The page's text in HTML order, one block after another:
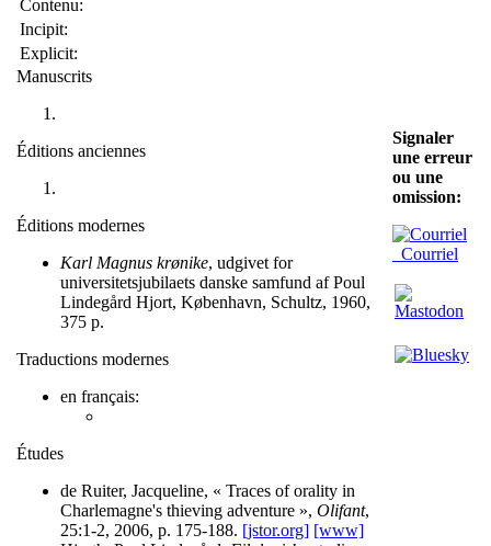
Contenu:
Incipit:
Explicit:
Manuscrits
Éditions anciennes
Éditions modernes
Karl Magnus krønike, udgivet for
universitetsjubilaets danske samfund af Poul
Lindegård Hjort, København, Schultz, 1960,
375 p.
Traductions modernes
en français:
Études
de Ruiter, Jacqueline, « Traces of orality in
Charlemagne's thieving adventure », Olifant,
25:1-2, 2006, p. 175-188. [jstor.org] [www]
Signaler
une erreur
ou une
omission:
Courriel